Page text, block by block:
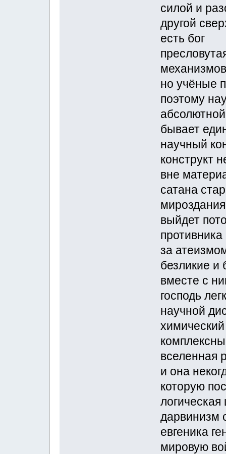
силой и
другой
есть бог
но учёные
поэтому
бывает
научный
конструкт
вне
сатана
выйдет
противника
за
безликие и
вместе с
господь
научной
вселенная
и она
которую
дарвинизм
евгеника
мировую